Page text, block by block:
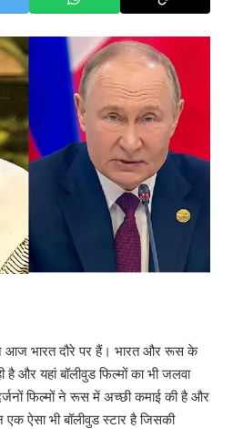
आज भारत दौरे पर हैं। भारत और रूस के
है और यहां बॉलीवुड फिल्मों का भी जलवा
फिल्मों ने रूस में अच्छी कमाई की है और
एक ऐसा भी बॉलीवुड स्टार है जिसकी